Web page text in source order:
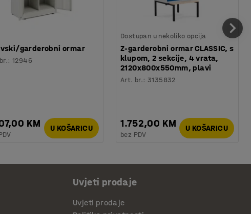
garderobni ormar
:12946
KM U KOŠARICU
Dostupan u nekoliko opcija
Z-garderobni ormar CLASSIC, s
klupom, 2 sekcije, 4 vrata,
2120x800x550mm, plavi
Art. br.:3135832
1.752,00 KM
bez PDV
U KOŠARICU
Uvjeti prodaje
Uvjeti prodaje